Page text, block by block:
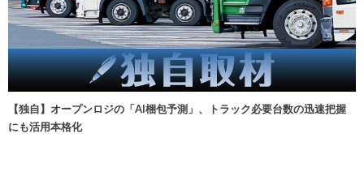
【独自】オープンロジの「AI梱包予測」、トラック必要台数の迅速把握
にも活用本格化